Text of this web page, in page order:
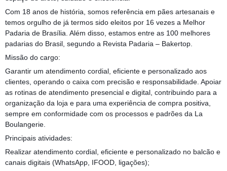
Com 18 anos de história, somos referência em pães artesanais e
temos orgulho de já termos sido eleitos por 16 vezes a Melhor
Padaria de Brasília. Além disso, estamos entre as 100 melhores
padarias do Brasil, segundo a Revista Padaria – Bakertop.
Missão do cargo:
Garantir um atendimento cordial, eficiente e personalizado aos
clientes, operando o caixa com precisão e responsabilidade. Apoiar
as rotinas de atendimento presencial e digital, contribuindo para a
organização da loja e para uma experiência de compra positiva,
sempre em conformidade com os processos e padrões da La
Boulangerie.
Principais atividades:
Realizar atendimento cordial, eficiente e personalizado no balcão e
canais digitais (WhatsApp, IFOOD, ligações);